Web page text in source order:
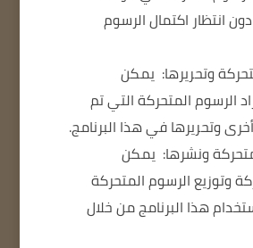
انتظار اكتمال الرسوم
وتحريرها: يمكن
الرسوم المتحركة التي تم
وتحريرها في هذا البرنامج.
ونشرها: يمكن
وتوزيع الرسوم المتحركة
هذا البرنامج من خلال